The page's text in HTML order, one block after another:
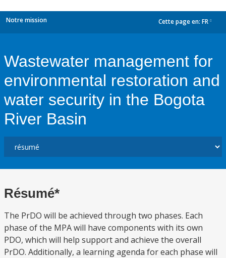
Notre mission Cette page en: FR
Wastewater management for
environmental restoration and
water security in the Bogota
River Basin
Résumé*
The PrDO will be achieved through two phases. Each
phase of the MPA will have components with its own
PDO, which will help support and achieve the overall
PrDO. Additionally, a learning agenda for each phase will